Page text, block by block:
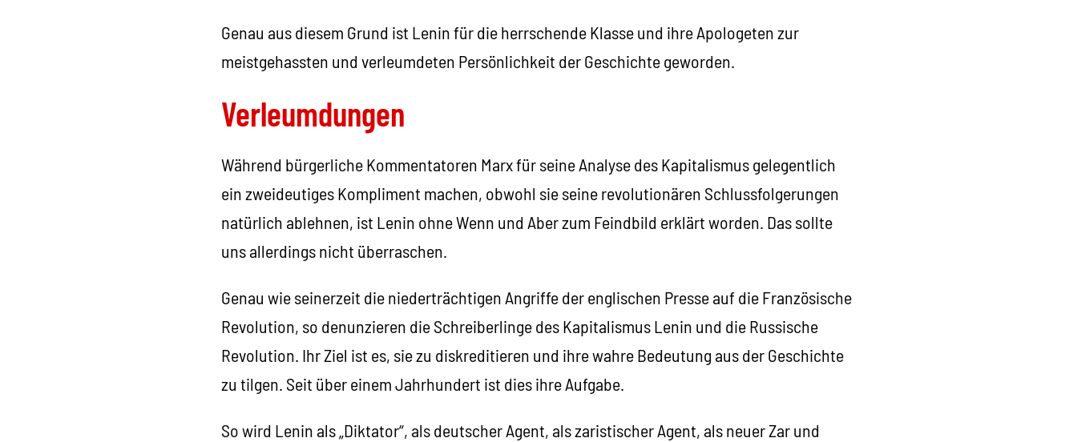
Genau aus diesem Grund ist Lenin für die herrschende Klasse und ihre Apologeten zur
meistgehassten und verleumdeten Persönlichkeit der Geschichte geworden.
Verleumdungen
Während bürgerliche Kommentatoren Marx für seine Analyse des Kapitalismus gelegentlich
ein zweideutiges Kompliment machen, obwohl sie seine revolutionären Schlussfolgerungen
natürlich ablehnen, ist Lenin ohne Wenn und Aber zum Feindbild erklärt worden. Das sollte
uns allerdings nicht überraschen.
Genau wie seinerzeit die niederträchtigen Angriffe der englischen Presse auf die Französische
Revolution, so denunzieren die Schreiberlinge des Kapitalismus Lenin und die Russische
Revolution. Ihr Ziel ist es, sie zu diskreditieren und ihre wahre Bedeutung aus der Geschichte
zu tilgen. Seit über einem Jahrhundert ist dies ihre Aufgabe.
So wird Lenin als „Diktator“, als deutscher Agent, als zaristischer Agent, als neuer Zar und